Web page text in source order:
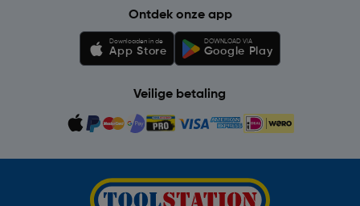
Ontdek onze app
Downloaden in de
App Store
DOWNLOAD VIA
Google Play
Veilige betaling